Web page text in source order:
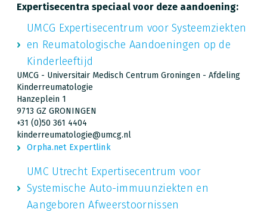
Expertisecentra speciaal voor deze aandoening:
UMCG Expertisecentrum voor Systeemziekten
en Reumatologische Aandoeningen op de
Kinderleeftijd
UMCG - Universitair Medisch Centrum Groningen - Afdeling
Kinderreumatologie
Hanzeplein 1
9713 GZ GRONINGEN
+31 (0)50 361 4404
kinderreumatologie@umcg.nl
Orpha.net Expertlink
UMC Utrecht Expertisecentrum voor
Systemische Auto-immuunziekten en
Aangeboren Afweerstoornissen